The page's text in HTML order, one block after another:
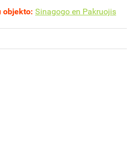
objekto: Sinagogo en Pakruojis